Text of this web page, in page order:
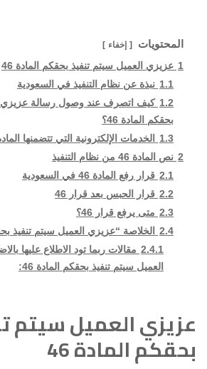
المحتويات إخفاء
1 عزيزي العميل سيتم تنفيذ بحقكم المادة 46
1.1 نبذة عن نظام التنفيذ في السعودية
1.2 كيف اتصرف عند وصول رسالة عزيزي
بحقكم المادة 46؟
1.3
الخدمات الإلكترونية التي تتضمنها المادة
2 نص المادة 46 من نظام التنفيذ
2.1 قرار رفع المادة 46 في السعودية
2.2 قرار الحبس بعد قرار 46
2.3 متى يرفع قرار 46؟
2.4
الخلاصة “عزيزي العميل سيتم تنفيذ بحقكم
2.4.1 مقالات ربما تود الاطلاع عليها
العميل سيتم تنفيذ بحقكم المادة 46:
عزيزي العميل سيتم
بحقكم المادة 46